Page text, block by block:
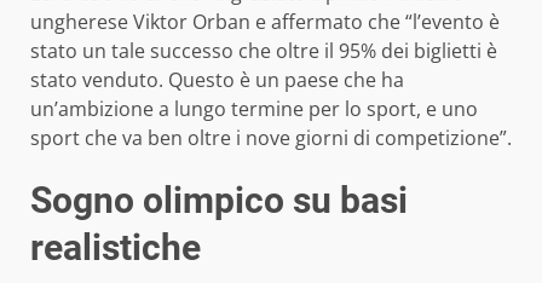
ungherese Viktor Orban e affermato che “l’evento è
stato un tale successo che oltre il 95% dei biglietti è
stato venduto. Questo è un paese che ha
un’ambizione a lungo termine per lo sport, e uno
sport che va ben oltre i nove giorni di competizione”.
Sogno olimpico su basi
realistiche